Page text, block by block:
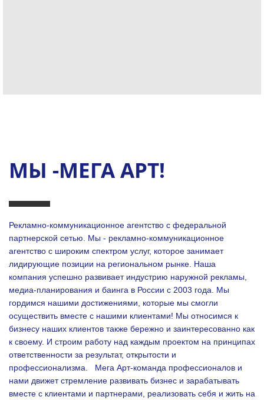
МЫ -МЕГА АРТ!
Рекламно-коммуникационное агентство с федеральной
партнерской сетью. Мы - рекламно-коммуникационное
агентство с широким спектром услуг, которое занимает
лидирующие позиции на региональном рынке. Наша
компания успешно развивает индустрию наружной рекламы,
медиа-планирования и баинга в России с 2003 года. Мы
гордимся нашими достижениями, которые мы смогли
осуществить вместе с нашими клиентами! Мы относимся к
бизнесу наших клиентов также бережно и заинтересованно как
к своему. И строим работу над каждым проектом на принципах
ответственности за результат, открытости и
профессионализма. Мега Арт-команда профессионалов и
нами движет стремление развивать бизнес и зарабатывать
вместе с клиентами и партнерами, реализовать себя и жить на